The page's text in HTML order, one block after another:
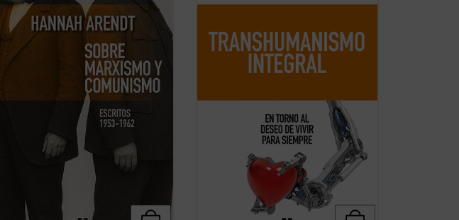
de las mentes más incisivas del siglo XX,
sino que también ofrece herramientas
esenciales para pensar nuestro
presente. Porque, como muestra Arendt,
entender ...
(ver ficha)
humanística de nuestra civilización,
pensamiento y de acción de los desafíos
tecnológicos.... (ver ficha)